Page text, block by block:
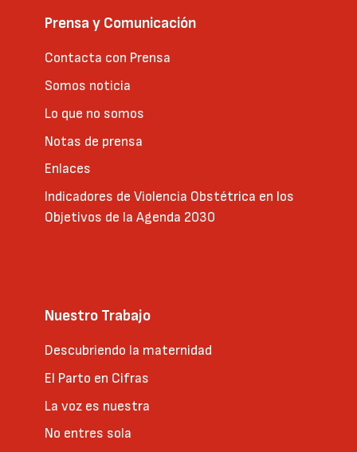
Prensa y Comunicación
Contacta con Prensa
Somos noticia
Lo que no somos
Notas de prensa
Enlaces
Indicadores de Violencia Obstétrica en los
Objetivos de la Agenda 2030
Nuestro Trabajo
Descubriendo la maternidad
El Parto en Cifras
La voz es nuestra
No entres sola